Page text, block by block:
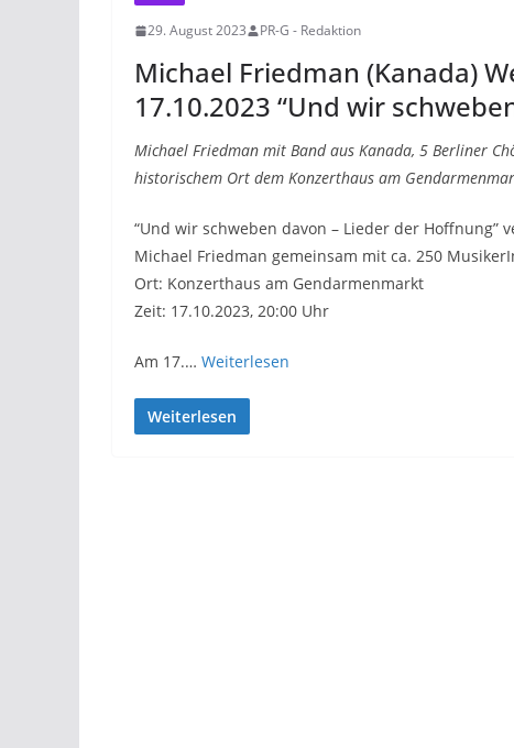
29. August 2023 PR-G - Redaktion
Michael Friedman (Kanada)
17.10.2023 “Und wir
Michael Friedman mit Band aus Kanada, 5 Berliner
historischem Ort dem Konzerthaus am
“Und wir schweben davon – Lieder der
Michael Friedman gemeinsam mit ca. 250
Ort: Konzerthaus am Gendarmenmarkt
Zeit: 17.10.2023, 20:00 Uhr
Am 17.… Weiterlesen
Weiterlesen